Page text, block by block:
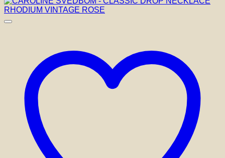
olika
alternativen
kan